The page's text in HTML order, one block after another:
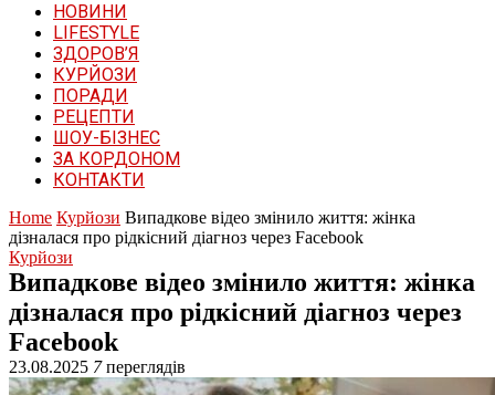
НОВИНИ
LIFESTYLE
ЗДОРОВ’Я
КУРЙОЗИ
ПОРАДИ
РЕЦЕПТИ
ШОУ-БІЗНЕС
ЗА КОРДОНОМ
КОНТАКТИ
Home Курйози Випадкове відео змінило життя: жінка
дізналася про рідкісний діагноз через Facebook
Курйози
Випадкове відео змінило життя: жінка
дізналася про рідкісний діагноз через
Facebook
23.08.2025 7переглядів